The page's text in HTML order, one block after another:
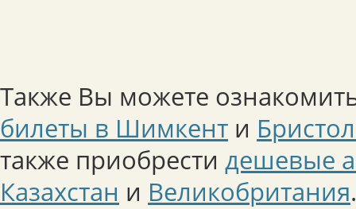
Также Вы можете
билеты в Шимкент и
также приобрести дешевые
Казахстан и Великобритания.